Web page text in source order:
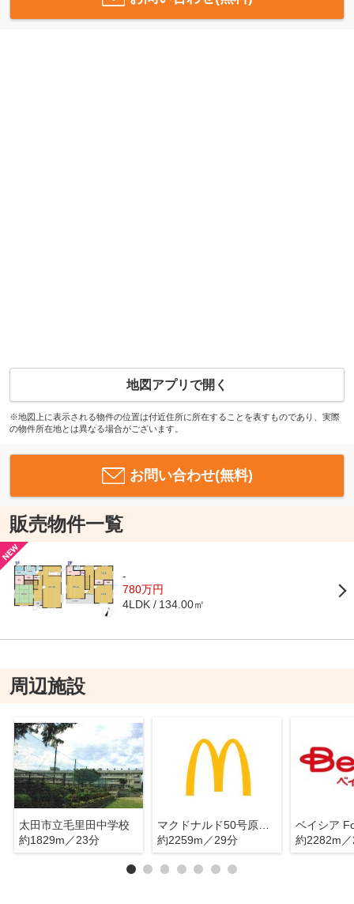
地図アプリで開く
※地図上に表示される物件の位置は付近住所に所在することを表すものであり、実際
の物件所在地とは異なる場合がございます。
お問い合わせ(無料)
販売物件一覧
-
780万円
4LDK 134.00㎡
周辺施設
太田市立毛里田中学校
約1829m／23分
マクドナルド50号原宿南店
約2259m／29分
約2282m